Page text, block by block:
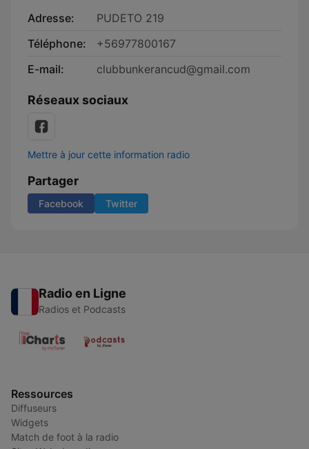
Adresse:
PUDETO 219
Téléphone:
+56977800167
E-mail:
clubbunkerancud@gmail.com
Réseaux sociaux
Mettre à jour cette information radio
Partager
Facebook Twitter
Radio en Ligne
Radios et Podcasts
Ressources
Diffuseurs
Widgets
Match de foot à la radio